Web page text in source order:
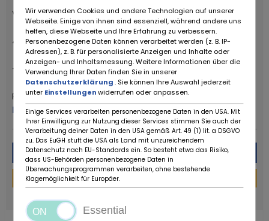
Via Daniele da Torricella, 29
42122 Reggio Emilia
+39 0522 268511
Ruote da Sogno
More from this dealer
Message
Financing Calculator
Wir verwenden Cookies und andere Technologien auf unserer
Webseite. Einige von ihnen sind essenziell, während andere uns
helfen, diese Webseite und Ihre Erfahrung zu verbessern.
Personenbezogene Daten können verarbeitet werden (z. B. IP-
Adressen), z. B. für personalisierte Anzeigen und Inhalte oder
Anzeigen- und Inhaltsmessung. Weitere Informationen über die
Verwendung Ihrer Daten finden Sie in unserer
Datenschutzerklärung. Sie können Ihre Auswahl jederzeit
unter Einstellungenwiderrufen oder anpassen.
Einige Services verarbeiten personenbezogene Daten in den USA. Mit
Ihrer Einwilligung zur Nutzung dieser Services stimmen Sie auch der
Verarbeitung deiner Daten in den USA gemäß Art. 49 (1) lit. a DSGVO
zu. Das EuGH stuft die USA als Land mit unzureichendem
Datenschutz nach EU-Standards ein. So besteht etwa das Risiko,
dass US-Behörden personenbezogene Daten in
Überwachungsprogrammen verarbeiten, ohne bestehende
Klagemöglichkeit für Europäer.
Essential